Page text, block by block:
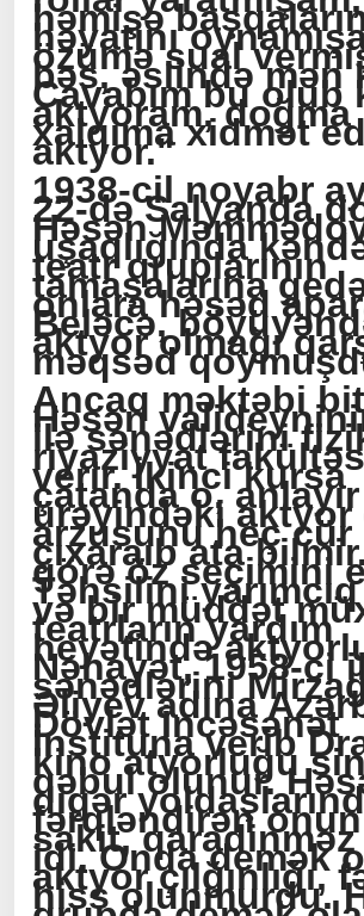
həmişə
həyatını
özümə sual
bəs, əslində mən
Cavabım bu olub
aktyoram, doğma
xalqıma xidmət
aktyor."
1938-cil noyabr
22-də Salyanda
Həsən
uşaqlığında
teatr qruplarının
tamaşalarına
onlara həsəd
Beləcə,
aktyor olmağı
məqsəd
Ancaq məktəbi
Həsən
ilə sənədlərini
riyaziyyat
verir. İkinci kursa
çatanda o,
ürəyindəki aktyor
arzusunu heç cür
çıxaraıb ata
görə öz seçimini
Təhsilini
və bir müddət
teatrların yardım
heyətində
Nəhayət, 1958-ci
sənədlərini
Əliyev adına
Dövlət İncəsənət
İnstituna verib
kino atyorluğu
qəbul olunur.
digər
fərqləndirən
sakit, qaradinməz
idi. Onda demək
aktyor çılğınlığı,
hiss olunmurdu.